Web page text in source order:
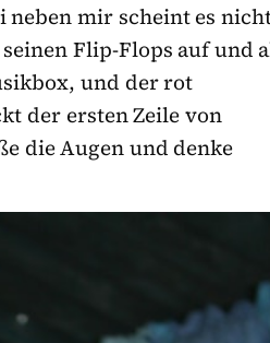
neben mir scheint es
Flip-Flops auf und
und der rot
der ersten Zeile von
die Augen und denke